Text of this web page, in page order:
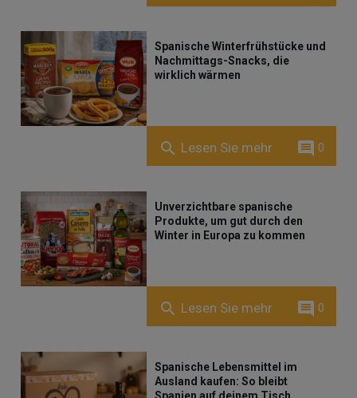
Spanische Winterfrühstücke und
Nachmittags-Snacks, die
wirklich wärmen
search Lesen Sie mehr comment 0
Unverzichtbare spanische
Produkte, um gut durch den
Winter in Europa zu kommen
search Lesen Sie mehr comment 0
Spanische Lebensmittel im
Ausland kaufen: So bleibt